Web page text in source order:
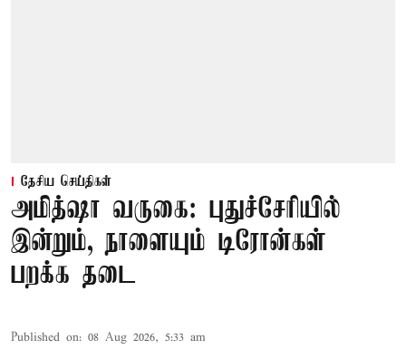
தேசிய செய்திகள்
அமித்ஷா வருகை: புதுச்சேரியில்
இன்றும், நாளையும் டிரோன்கள்
பறக்க தடை
Published on: 08 Aug 2026, 5:33 am